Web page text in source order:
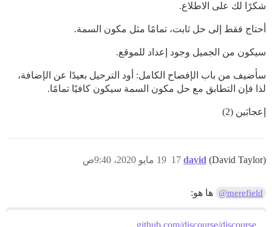
شكرًا لك على الاطلاع.
أحتاج فقط إلى حل ثابت، تمامًا مثل مكون السمة.
سيكون من الجميل وجود إعداد للموقع.
سأضيف من باب الإفصاح الكامل: أود الترحيل بعيدًا عن الإضافة،
لذا فإن التطابق مع حل مكون السمة سيكون كافيًا تمامًا.
إعجابَين (2)
david (David Taylor) 19 مايو 2020، 9:40ص 17
@merefield ها هو:
github.com/discourse/discourse